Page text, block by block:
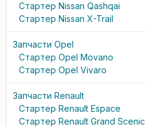
Стартер Nissan Qashqai
Стартер Nissan X-Trail
Запчасти Opel
Стартер Opel Movano
Стартер Opel Vivaro
Запчасти Renault
Стартер Renault Espace
Стартер Renault Grand Scenic